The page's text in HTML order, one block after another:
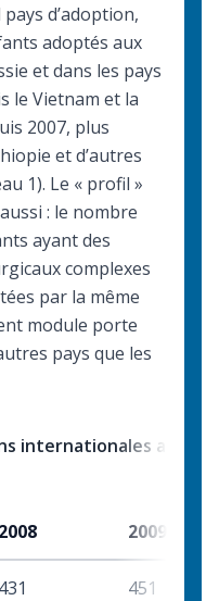
d’adoption,
adoptés aux
et dans les pays
le Vietnam et la
2007, plus
et d’autres
1). Le « profil »
: le nombre
ayant des
complexes
par la même
module porte
pays que les
internationales au
2008 2009
431 451